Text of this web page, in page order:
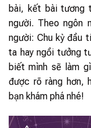
bài, kết bài tương
người. Theo ngôn
người: Chu kỳ đầu
ta hay ngồi tưởng
biết mình sẽ làm
được rõ ràng hơn,
bạn khám phá nhé!